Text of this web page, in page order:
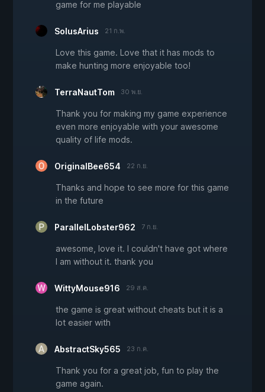
game for me playable
SolusArius 21 ก.พ.
Love this game. Love that it has mods to
make hunting more enjoyable too!
TerraNautTom 30 พ.ย.
Thank you for making my game experience
even more enjoyable with your awesome
quality of life mods.
OriginalBee654 22 ก.ย.
Thanks and hope to see more for this game
in the future
ParallelLobster962 7 ก.ย.
awesome, love it. I couldn't have got where
I am without it. thank you
WittyMouse916 29 ส.ค.
the game is great without cheats but it is a
lot easier with
AbstractSky565 23 ก.ค.
Thank you for a great job, fun to play the
game again.